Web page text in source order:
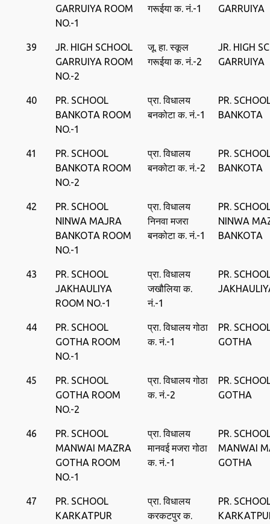
GARRUIYA ROOM
NO.-1
गरूईया क. नं.-1
GARRUIYA
39
JR. HIGH SCHOOL
GARRUIYA ROOM
NO.-2
जू. हा. स्‍कूल
गरूईया क. नं.-2
JR. HIGH
GARRUIYA
40
PR. SCHOOL
BANKOTA ROOM
NO.-1
प्रा. विधालय
बनकोटा क. नं.-1
PR.
BANKOTA
41
PR. SCHOOL
BANKOTA ROOM
NO.-2
प्रा. विधालय
बनकोटा क. नं.-2
PR.
BANKOTA
42
PR. SCHOOL
NINWA MAJRA
BANKOTA ROOM
NO.-1
प्रा. विधालय
निनवा मजरा
बनकोटा क. नं.-1
PR.
NINWA
BANKOTA
43
PR. SCHOOL
JAKHAULIYA
ROOM NO.-1
प्रा. विधालय
जखौलिया क.
नं.-1
PR.
44
PR. SCHOOL
GOTHA ROOM
NO.-1
प्रा. विधालय गोठा
क. नं.-1
PR.
GOTHA
45
PR. SCHOOL
GOTHA ROOM
NO.-2
प्रा. विधालय गोठा
क. नं.-2
PR.
GOTHA
46
PR. SCHOOL
MANWAI MAZRA
GOTHA ROOM
NO.-1
प्रा. विधालय
मानवई मजरा गोठा
क. नं.-1
PR.
MANWAI
GOTHA
47
PR. SCHOOL
KARKATPUR
प्रा. विधालय
करकटपुर क.
PR.